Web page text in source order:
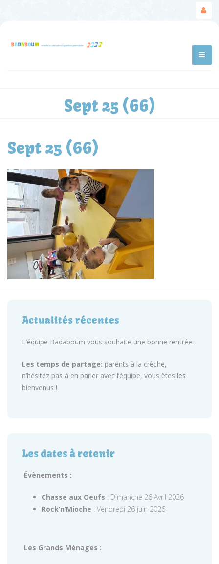
Sept 25 (66)
Sept 25 (66)
Actualités récentes
L’équipe Badaboum vous souhaite une bonne rentrée.
Les temps de partage: parents à la crèche,
n’hésitez pas à en parler avec l’équipe, vous êtes les
bienvenus !
Les dates à retenir
Évènements :
Chasse aux Oeufs : Dimanche 26 Avril 2026
Rock’n’Mioche : Vendredi 26 juin 2026
Les Grands Ménages :